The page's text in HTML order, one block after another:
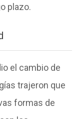
plazo.
el cambio de
trajeron que
formas de